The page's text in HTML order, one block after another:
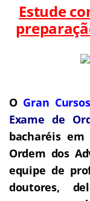
Estude
O Gran Cursos
Exame de
bacharéis
Ordem dos
equipe de
doutores,